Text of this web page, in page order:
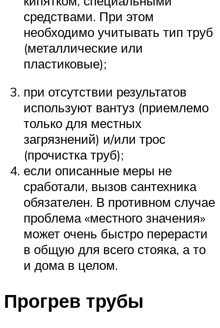
средствами. При этом
необходимо учитывать тип труб
(металлические или
пластиковые);
при отсутствии результатов
используют вантуз (приемлемо
только для местных
загрязнений) и/или трос
(прочистка труб);
если описанные меры не
сработали, вызов сантехника
обязателен. В противном случае
проблема «местного значения»
может очень быстро перерасти
в общую для всего стояка, а то
и дома в целом.
Прогрев трубы